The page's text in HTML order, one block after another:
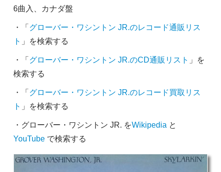
6曲入、カナダ盤
・「 グローバー・ワシントン JR.のレコード通販リス
ト 」を検索する
・「 グローバー・ワシントン JR.のCD通販リスト 」を
検索する
・「 グローバー・ワシントン JR.のレコード買取リス
ト 」を検索する
・グローバー・ワシントン JR. をWikipedia と
YouTubeで検索する